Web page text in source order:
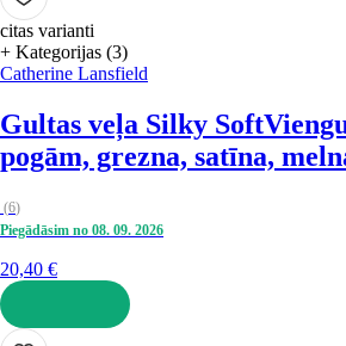
citas varianti
+ Kategorijas (3)
Catherine Lansfield
Gultas veļa Silky Soft
pogām, grezna, satīna,
(6)
Piegādāsim no 08. 09. 2026
20,40 €
LIKT GROZĀ